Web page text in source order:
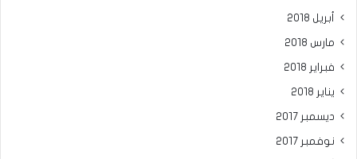
أبريل 2018
مارس 2018
فبراير 2018
يناير 2018
ديسمبر 2017
نوفمبر 2017